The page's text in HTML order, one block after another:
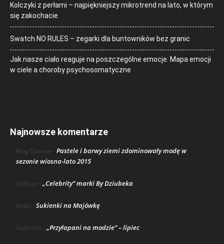
Kolczyki z perłami – najpiękniejszy mikrotrend na lato, w którym
się zakochacie
Swatch NO RULES – zegarki dla buntowników bez granic
Jak nasze ciało reaguje na poszczególne emocje. Mapa emocji
w ciele a choroby psychosomatyczne
Najnowsze komentarze
Blog Ozonee - Pastele i barwy ziemi zdominowały modę w
sezonie wiosna-lato 2015
AJ Risso - „Celebrity” marki By Dziubeka
lenka - Sukienki na Majówkę
Gabriella - „Przyłapani na modzie” – lipiec